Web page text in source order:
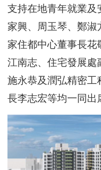
支持在地青年就業及
家興、周玉琴、鄭淑
家住都中心董事長
江南志、住宅發展處
施永恭及潤弘精密工
長李志宏等均一同出